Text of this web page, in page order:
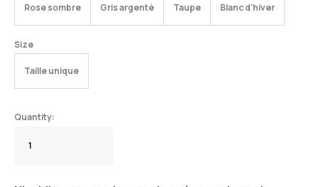
Rose sombre Gris argenté Taupe Blanc d'hiver
Size
Taille unique